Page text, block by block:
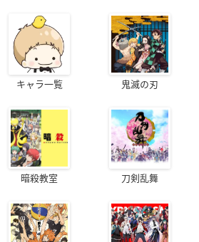
キャラ一覧 鬼滅の刃
暗殺教室 刀剣乱舞